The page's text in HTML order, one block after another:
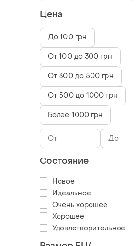
Цена
До 100 грн
От 100 до 300 грн
От 300 до 500 грн
От 500 до 1000 грн
Более 1000 грн
Состояние
Новое
Идеальное
Очень хорошее
Хорошее
Удовлетворительное